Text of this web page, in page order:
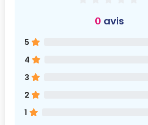
0 avis
5
4
3
2
1